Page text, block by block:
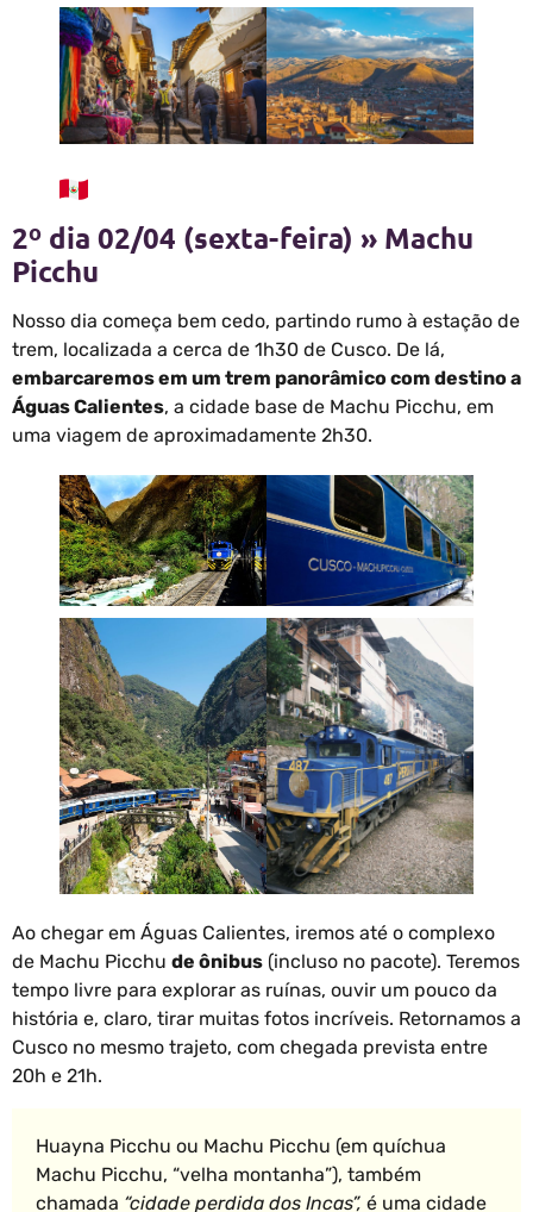
2º dia 02/04 (sexta-feira) » Machu
Picchu
Nosso dia começa bem cedo, partindo rumo à estação de
trem, localizada a cerca de 1h30 de Cusco. De lá,
embarcaremos em um trem panorâmico com destino a
Águas Calientes, a cidade base de Machu Picchu, em
uma viagem de aproximadamente 2h30.
Ao chegar em Águas Calientes, iremos até o complexo
de Machu Picchu de ônibus (incluso no pacote). Teremos
tempo livre para explorar as ruínas, ouvir um pouco da
história e, claro, tirar muitas fotos incríveis. Retornamos a
Cusco no mesmo trajeto, com chegada prevista entre
20h e 21h.
Huayna Picchu ou Machu Picchu (em quíchua
Machu Picchu, “velha montanha”), também
chamada “cidade perdida dos Incas”, é uma cidade